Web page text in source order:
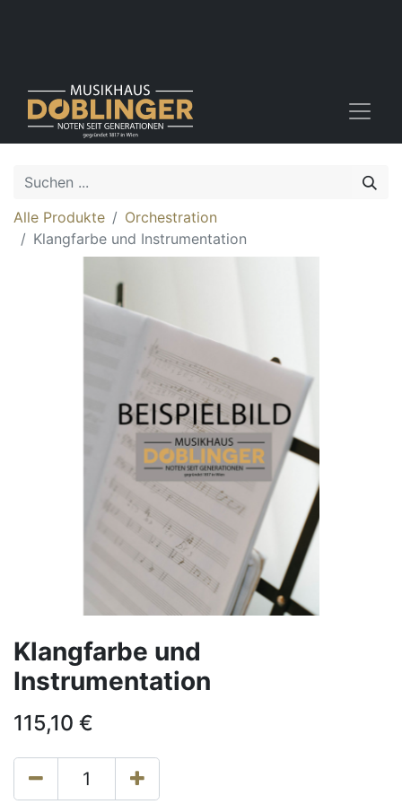
Alle Produkte
Orchestration
Klangfarbe und Instrumentation
Klangfarbe und
Instrumentation
115,10 €